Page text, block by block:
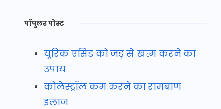
पॉपुलर पोस्ट
यूरिक एसिड को जड़ से खत्म करने का
उपाय
कोलेस्ट्रॉल कम करने का रामबाण
इलाज